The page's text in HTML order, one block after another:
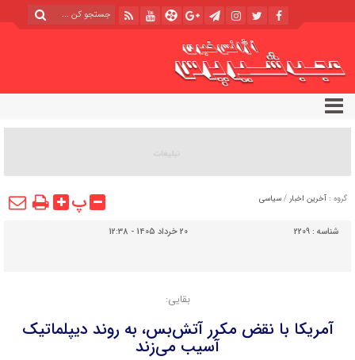
گروه : آخرین اخبار / سیاسی پ
شناسه : 2209 20 خرداد 1405 - 12:38
بقایی:
آمریکا با نقض مکرر آتش‌بس، به روند دیپلماتیک
آسیب می‌زند